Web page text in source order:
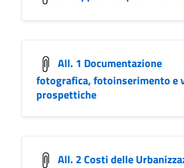
All. 1 Documentazione
fotografica, fotoinserimento e
prospettiche
All. 2 Costi delle